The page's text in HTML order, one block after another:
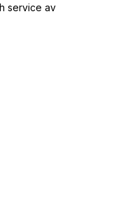
service av